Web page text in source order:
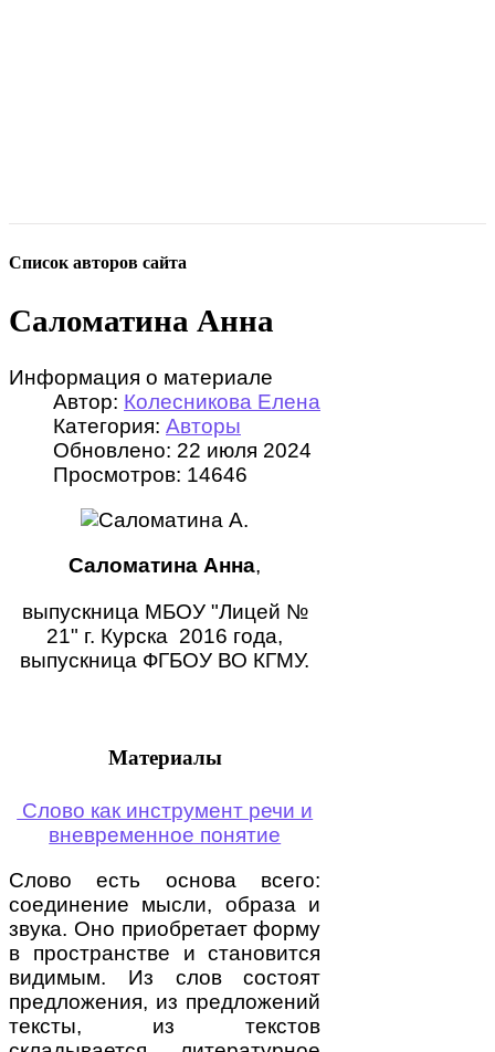
Список авторов сайта
Саломатина Анна
Информация о материале
Автор: Колесникова Елена
Категория: Авторы
Обновлено: 22 июля 2024
Просмотров: 14646
Саломатина Анна,
выпускница МБОУ "Лицей №
21" г. Курска 2016 года,
выпускница ФГБОУ ВО КГМУ.
Материалы
Слово как инструмент речи и
вневременное понятие
Слово есть основа всего:
соединение мысли, образа и
звука. Оно приобретает форму
в пространстве и становится
видимым. Из слов состоят
предложения, из предложений
тексты, из текстов